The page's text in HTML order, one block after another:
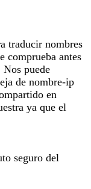
traducir nombres
comprueba antes
puede
de nombre-ip
en
ya que el
seguro del